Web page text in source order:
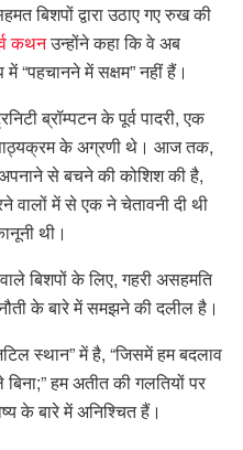
बिशपों द्वारा उठाए गए रुख की
कथनउन्होंने कहा कि वे अब
“पहचानने में सक्षम” नहीं हैं।
ब्रॉम्पटन के पूर्व पादरी, एक
के अग्रणी थे। आज तक,
से बचने की कोशिश की है,
वालों में से एक ने चेतावनी दी थी
थी।
बिशपों के लिए, गहरी असहमति
के बारे में समझने की दलील है।
स्थान” में है, “जिसमें हम बदलाव
हम अतीत की गलतियों पर
के बारे में अनिश्चित हैं।